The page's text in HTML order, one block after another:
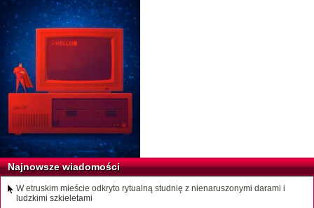
Najnowsze wiadomości
W etruskim mieście odkryto rytualną studnię z nienaruszonymi darami i
ludzkimi szkieletami